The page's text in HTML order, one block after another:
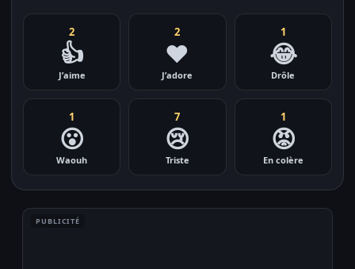
2
👍
J’aime
2
❤️
J’adore
1
😂
Drôle
1
😮
Waouh
7
😢
Triste
1
😡
En colère
PUBLICITÉ